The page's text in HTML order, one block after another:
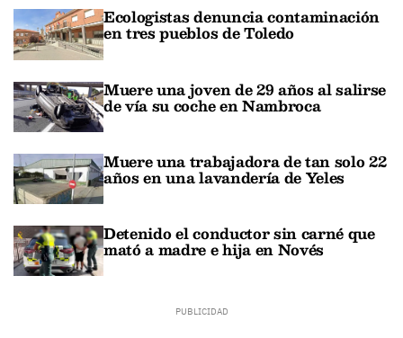
Ecologistas denuncia contaminación
en tres pueblos de Toledo
Muere una joven de 29 años al salirse
de vía su coche en Nambroca
Muere una trabajadora de tan solo 22
años en una lavandería de Yeles
Detenido el conductor sin carné que
mató a madre e hija en Novés